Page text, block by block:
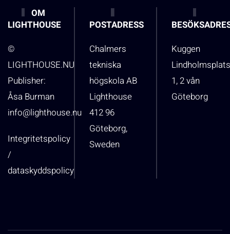
OM
LIGHTHOUSE
©
LIGHTHOUSE.NU
Publisher:
Åsa Burman
info@lighthouse.nu
Integritetspolicy
/
dataskyddspolicy
POSTADRESS
Chalmers
tekniska
högskola AB
Lighthouse
412 96
Göteborg,
Sweden
Kuggen
1, 2 vån
Göteborg